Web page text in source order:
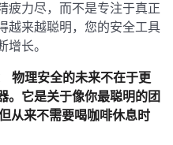
疲力尽，而不是专注于真正
越来越聪明，您的安全工具
长。
物理安全的未来不在于更
。它是关于像你最聪明的团
从来不需要喝咖啡休息时